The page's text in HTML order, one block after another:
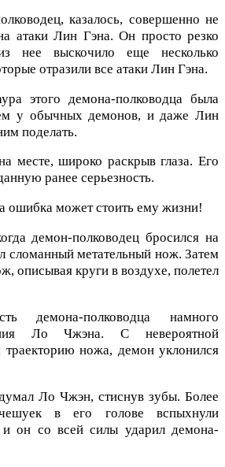
казалось, совершенно не
атаки Лин Гэна. Он просто резко
нее выскочило еще несколько
отразили все атаки Лин Гэна.
этого демона-полководца была
у обычных демонов, и даже Лин
поделать.
месте, широко раскрыв глаза. Его
ранее серьезность.
ошибка может стоить ему жизни!
демон-полководец бросился на
сломанный метательный нож. Затем
описывая круги в воздухе, полетел
демона-полководца намного
Ло Чжэна. С невероятной
траекторию ножа, демон уклонился
Ло Чжэн, стиснув зубы. Более
в его голове вспыхнули
он со всей силы ударил демона-